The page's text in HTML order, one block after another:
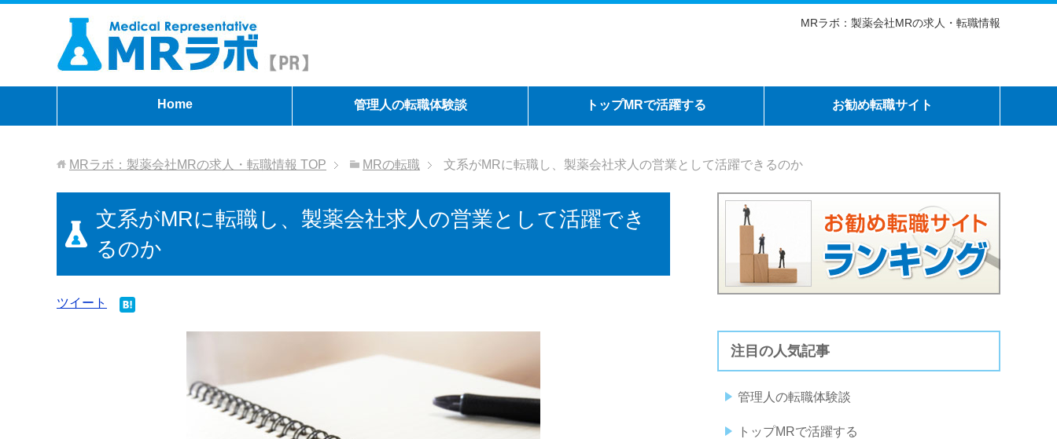
MRラボ：製薬会社MRの求人・転職情報
Home 管理人の転職体験談 トップMRで活躍する お勧め転職サイト
MRラボ：製薬会社MRの求人・転職情報 TOP MRの転職 文系がMRに転職し、製薬会社求人の営業として活躍できるのか
文系がMRに転職し、製薬会社求人の営業として活躍でき
るのか
ツイート
注目の人気記事
管理人の転職体験談
トップMRで活躍する